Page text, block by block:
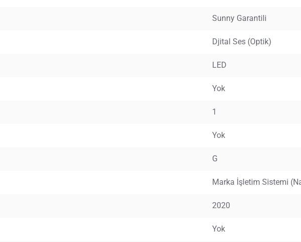
Sunny Garantili
Djital Ses (Optik)
LED
Yok
1
Yok
G
Marka İşletim Sistemi
2020
Yok